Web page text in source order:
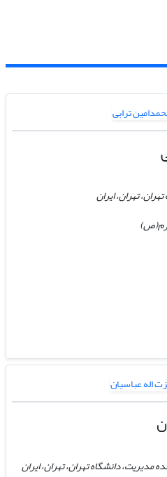
تهران، ایران
مدیریت، دانشگاه تهران، تهران، ایران